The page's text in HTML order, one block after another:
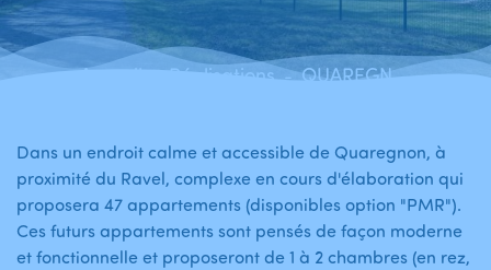
Accueil - Réalisations - QUAREGNON - Transformatie van oude kantoren in 47 appartementen
Dans un endroit calme et accessible de Quaregnon, à
proximité du Ravel, complexe en cours d'élaboration qui
proposera 47 appartements (disponibles option "PMR").
Ces futurs appartements sont pensés de façon moderne
et fonctionnelle et proposeront de 1 à 2 chambres (en rez,